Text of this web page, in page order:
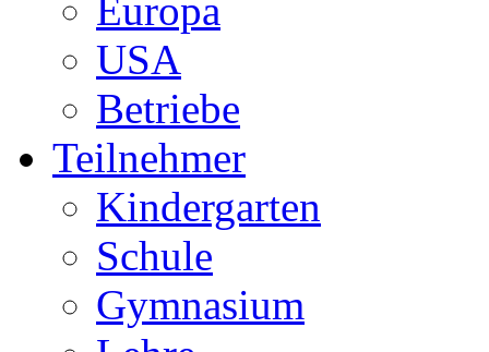
Europa
USA
Betriebe
Teilnehmer
Kindergarten
Schule
Gymnasium